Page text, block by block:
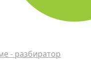
- разбиратор